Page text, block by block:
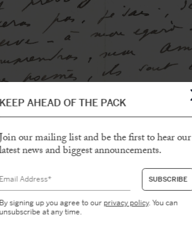
KEEP AHEAD OF THE PACK
our mailing list and be the first to hear our
news and biggest announcements.
By signing up you agree to ourprivacy policy. You can
unsubscribe at any time.